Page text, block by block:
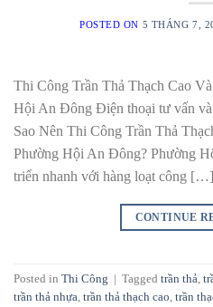
POSTED ON 5 THÁNG 7,
Thi Công Trần Thả Thạch Cao
Hội An Đông Điện thoại tư vấn
Sao Nên Thi Công Trần Thả
Phường Hội An Đông? Phường
triển nhanh với hàng loạt công […]
CONTINUE
Posted in Thi Công Tagged trần thả,
trần thả nhựa, trần thả thạch cao, trần